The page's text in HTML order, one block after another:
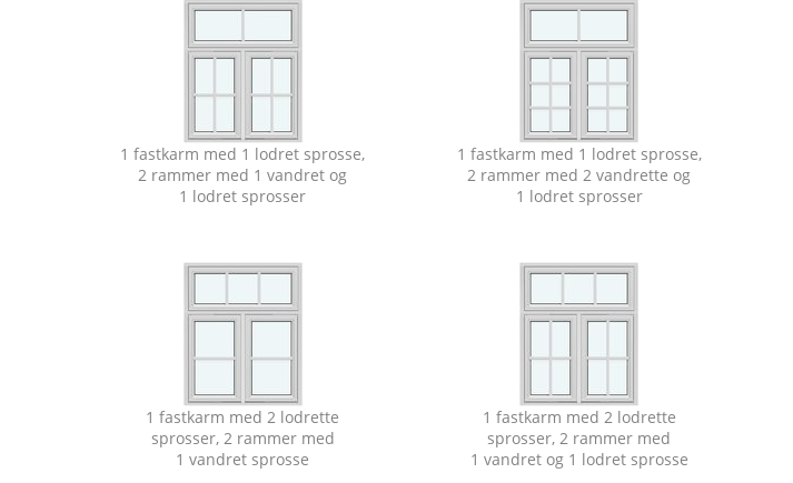
1 fastkarm med 1 lodret sprosse,
2 rammer med 1 vandret og
1 lodret sprosser
1 fastkarm med 1 lodret sprosse,
2 rammer med 2 vandrette og
1 lodret sprosser
1 fastkarm med 2 lodrette
sprosser, 2 rammer med
1 vandret sprosse
1 fastkarm med 2 lodrette
sprosser, 2 rammer med
1 vandret og 1 lodret sprosse